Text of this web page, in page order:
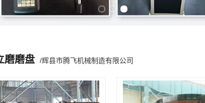
磨磨盘 /辉县市腾飞机械制造有限公司